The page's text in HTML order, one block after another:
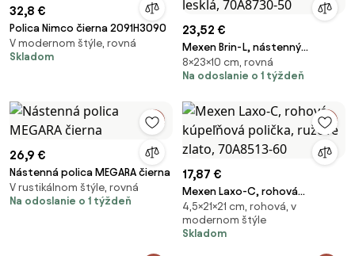
32,8 €
Polica Nimco čierna 2091H3090
V modernom štýle, rovná
Skladom
23,52 €
Mexen Brin-L, nástenný
kúpeľňový košík, zlatá lesklá,
70A8730-50
8×23×10 cm, rovná
Na odoslanie o 1 týždeň
26,9 €
Nástenná polica MEGARA čierna
V rustikálnom štýle, rovná
Na odoslanie o 1 týždeň
17,87 €
Mexen Laxo-C, rohová
kúpeľňová polička, ružové
zlato, 70A8513-60
4,5×21×21 cm, rohová, v
modernom štýle
Skladom